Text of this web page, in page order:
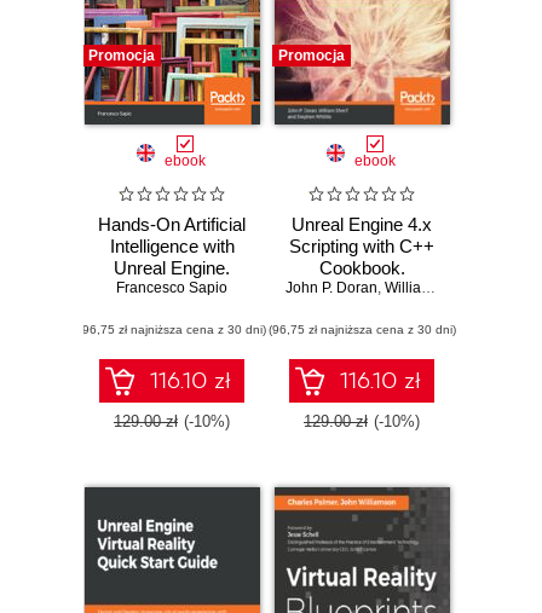
Promocja
ebook
Hands-On Artificial
Intelligence with
Unreal Engine.
Everything you
Game AI using
Blueprints or C++
Francesco Sapio
(96,75 zł najniższa cena z 30 dni)
116.10 zł
129.00 zł (-10%)
Promocja
ebook
Unreal Engine 4.x
Scripting with C++
Cookbook.
Develop quality
and solve scripting
problems with the
power of C++ and
UE4 - Second
Edition
John P. Doran, William Sherif
(96,75 zł najniższa cena z 30 dni)
116.10 zł
129.00 zł (-10%)